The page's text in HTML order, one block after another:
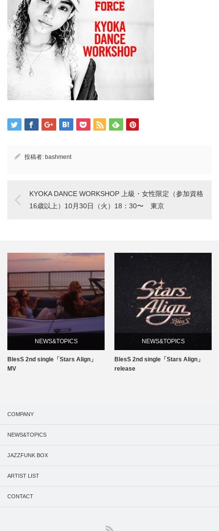
投稿者: bashment
KYOKA DANCE WORKSHOP 上級・女性限定（参加資格
16歳以上）10月30日（火）18：30〜 東京
NEWS&TOPICS
BlesS 2nd single「Stars Align」
MV
NEWS&TOPICS
BlesS 2nd single「Stars Align」
release
COMPANY
NEWS&TOPICS
JAZZFUNK BOX
ARTIST LIST
CONTACT